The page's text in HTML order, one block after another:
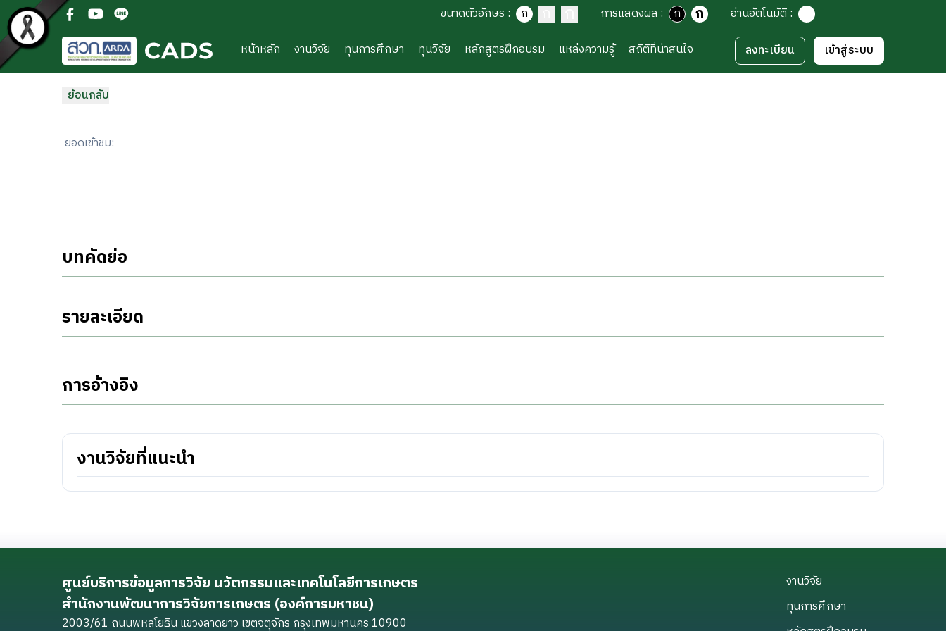
ข้ามไปยังเนื้อหาหลัก(open facebook in new new tab)
(open youtube in new new tab)
(open line in new new tab) ขนาดตัวอักษร : ก ก ก การแสดงผล : ก ก อ่านอัตโนมัติ:
หน้าหลัก
งานวิจัย ทุนการศึกษา ทุนวิจัย หลักสูตรฝึกอบรม แหล่งความรู้ สถิติที่น่าสนใจ ลงทะเบียน เข้าสู่ระบบ
ย้อนกลับ
ยอดเข้าชม:
บทคัดย่อ
รายละเอียด
การอ้างอิง
งานวิจัยที่แนะนำ
ศูนย์บริการข้อมูลการวิจัย นวัตกรรมและเทคโนโลยีการเกษตร
สำนักงานพัฒนาการวิจัยการเกษตร (องค์การมหาชน)
2003/61 ถนนพหลโยธิน แขวงลาดยาว เขตจตุจักร กรุงเทพมหานคร 10900
งานวิจัย
ทุนการศึกษา